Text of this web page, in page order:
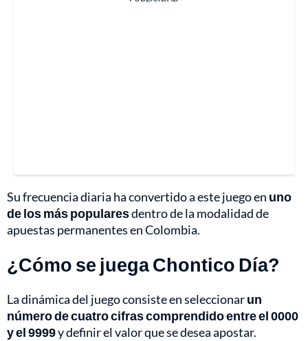
Su frecuencia diaria ha convertido a este juego en uno
de los más popularesdentro de la modalidad de
apuestas permanentes en Colombia.
¿Cómo se juega Chontico Día?
La dinámica del juego consiste en seleccionarun
número de cuatro cifras comprendido entre el 0000
y el 9999y definir el valor que se desea apostar.